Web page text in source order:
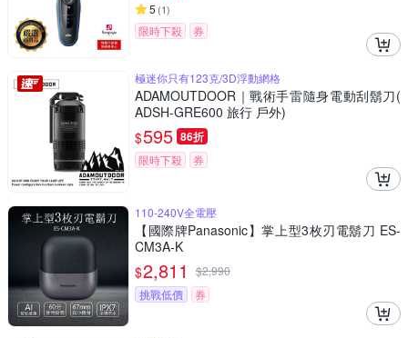
5 (1)
限時下殺 券
極迷你只有123克/3D浮動網格
ADAMOUTDOOR｜戰術手雷隨身電動刮鬍刀(
ADSH-GRE600 旅行 戶外)
$595 86折
限時下殺 券
110-240V全電壓
【國際牌Panasonic】掌上型3枚刃電鬍刀 ES-
CM3A-K
$2,811 $2,990
挑戰低價
券